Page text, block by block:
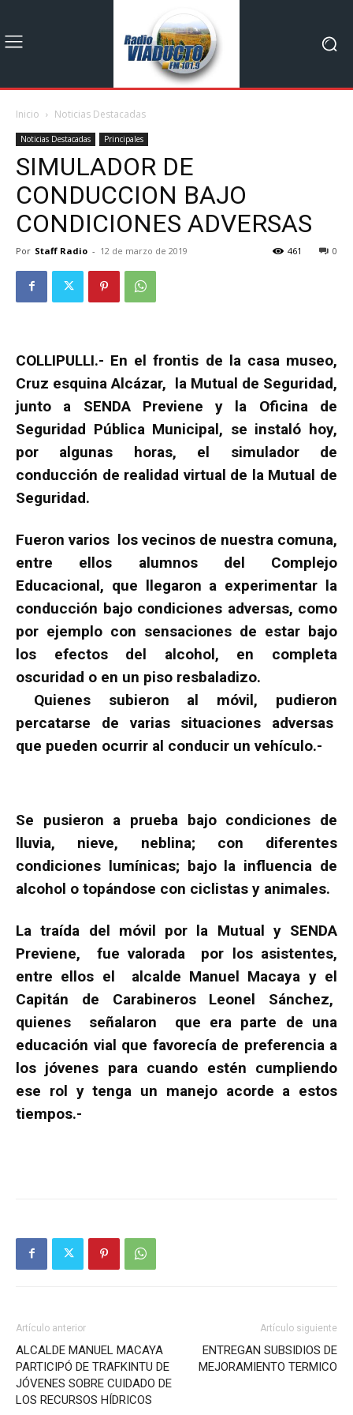
Inicio Noticias Destacadas
Noticias Destacadas Principales
SIMULADOR DE
CONDUCCION BAJO
CONDICIONES ADVERSAS
Por Staff Radio - 12 de marzo de 2019 0
461
COLLIPULLI.- En el frontis de la casa museo,
Cruz esquina Alcázar, la Mutual de Seguridad,
junto a SENDA Previene y la Oficina de
Seguridad Pública Municipal, se instaló hoy,
por algunas horas, el simulador de
conducción de realidad virtual de la Mutual de
Seguridad.
Fueron varios los vecinos de nuestra comuna,
entre ellos alumnos del Complejo
Educacional, que llegaron a experimentar la
conducción bajo condiciones adversas, como
por ejemplo con sensaciones de estar bajo
los efectos del alcohol, en completa
oscuridad o en un piso resbaladizo.
Quienes subieron al móvil, pudieron
percatarse de varias situaciones adversas
que pueden ocurrir al conducir un vehículo.-
Se pusieron a prueba bajo condiciones de
lluvia, nieve, neblina; con diferentes
condiciones lumínicas; bajo la influencia de
alcohol o topándose con ciclistas y animales.
La traída del móvil por la Mutual y SENDA
Previene, fue valorada por los asistentes,
entre ellos el alcalde Manuel Macaya y el
Capitán de Carabineros Leonel Sánchez,
quienes señalaron que era parte de una
educación vial que favorecía de preferencia a
los jóvenes para cuando estén cumpliendo
ese rol y tenga un manejo acorde a estos
tiempos.-
Artículo anterior
ALCALDE MANUEL MACAYA
PARTICIPÓ DE TRAFKINTU DE
JÓVENES SOBRE CUIDADO DE
LOS RECURSOS HÍDRICOS
Artículo siguiente
ENTREGAN SUBSIDIOS DE
MEJORAMIENTO TERMICO